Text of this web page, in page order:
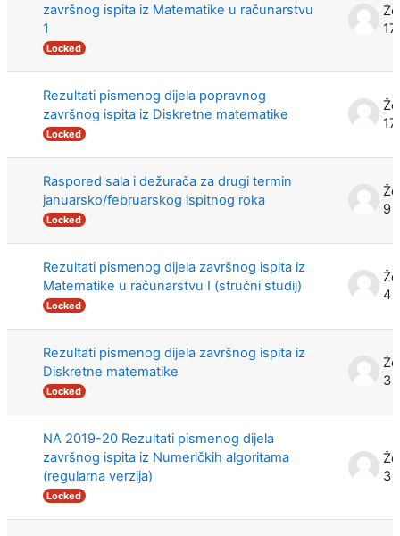
završnog ispita iz Matematike u računarstvu
1
Locked
Rezultati pismenog dijela popravnog
završnog ispita iz Diskretne matematike
Locked
Raspored sala i dežurača za drugi termin
januarsko/februarskog ispitnog roka
Locked
9
Rezultati pismenog dijela završnog ispita iz
Matematike u računarstvu I (stručni studij)
Locked
4
Rezultati pismenog dijela završnog ispita iz
Diskretne matematike
Locked
3
NA 2019-20 Rezultati pismenog dijela
završnog ispita iz Numeričkih algoritama
(regularna verzija)
Locked
3